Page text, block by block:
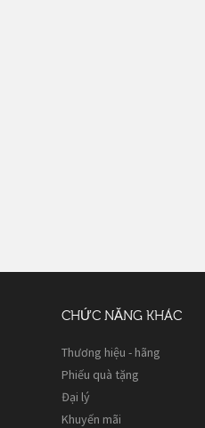
CHỨC NĂNG KHÁC
Thương hiệu - hãng
Phiếu quà tặng
Đại lý
Khuyến mãi